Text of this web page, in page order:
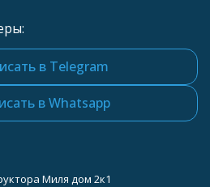
в Telegram
в Whatsapp
Миля дом 2к1